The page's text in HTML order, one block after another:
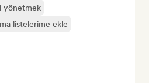
yönetmek
listelerime ekle